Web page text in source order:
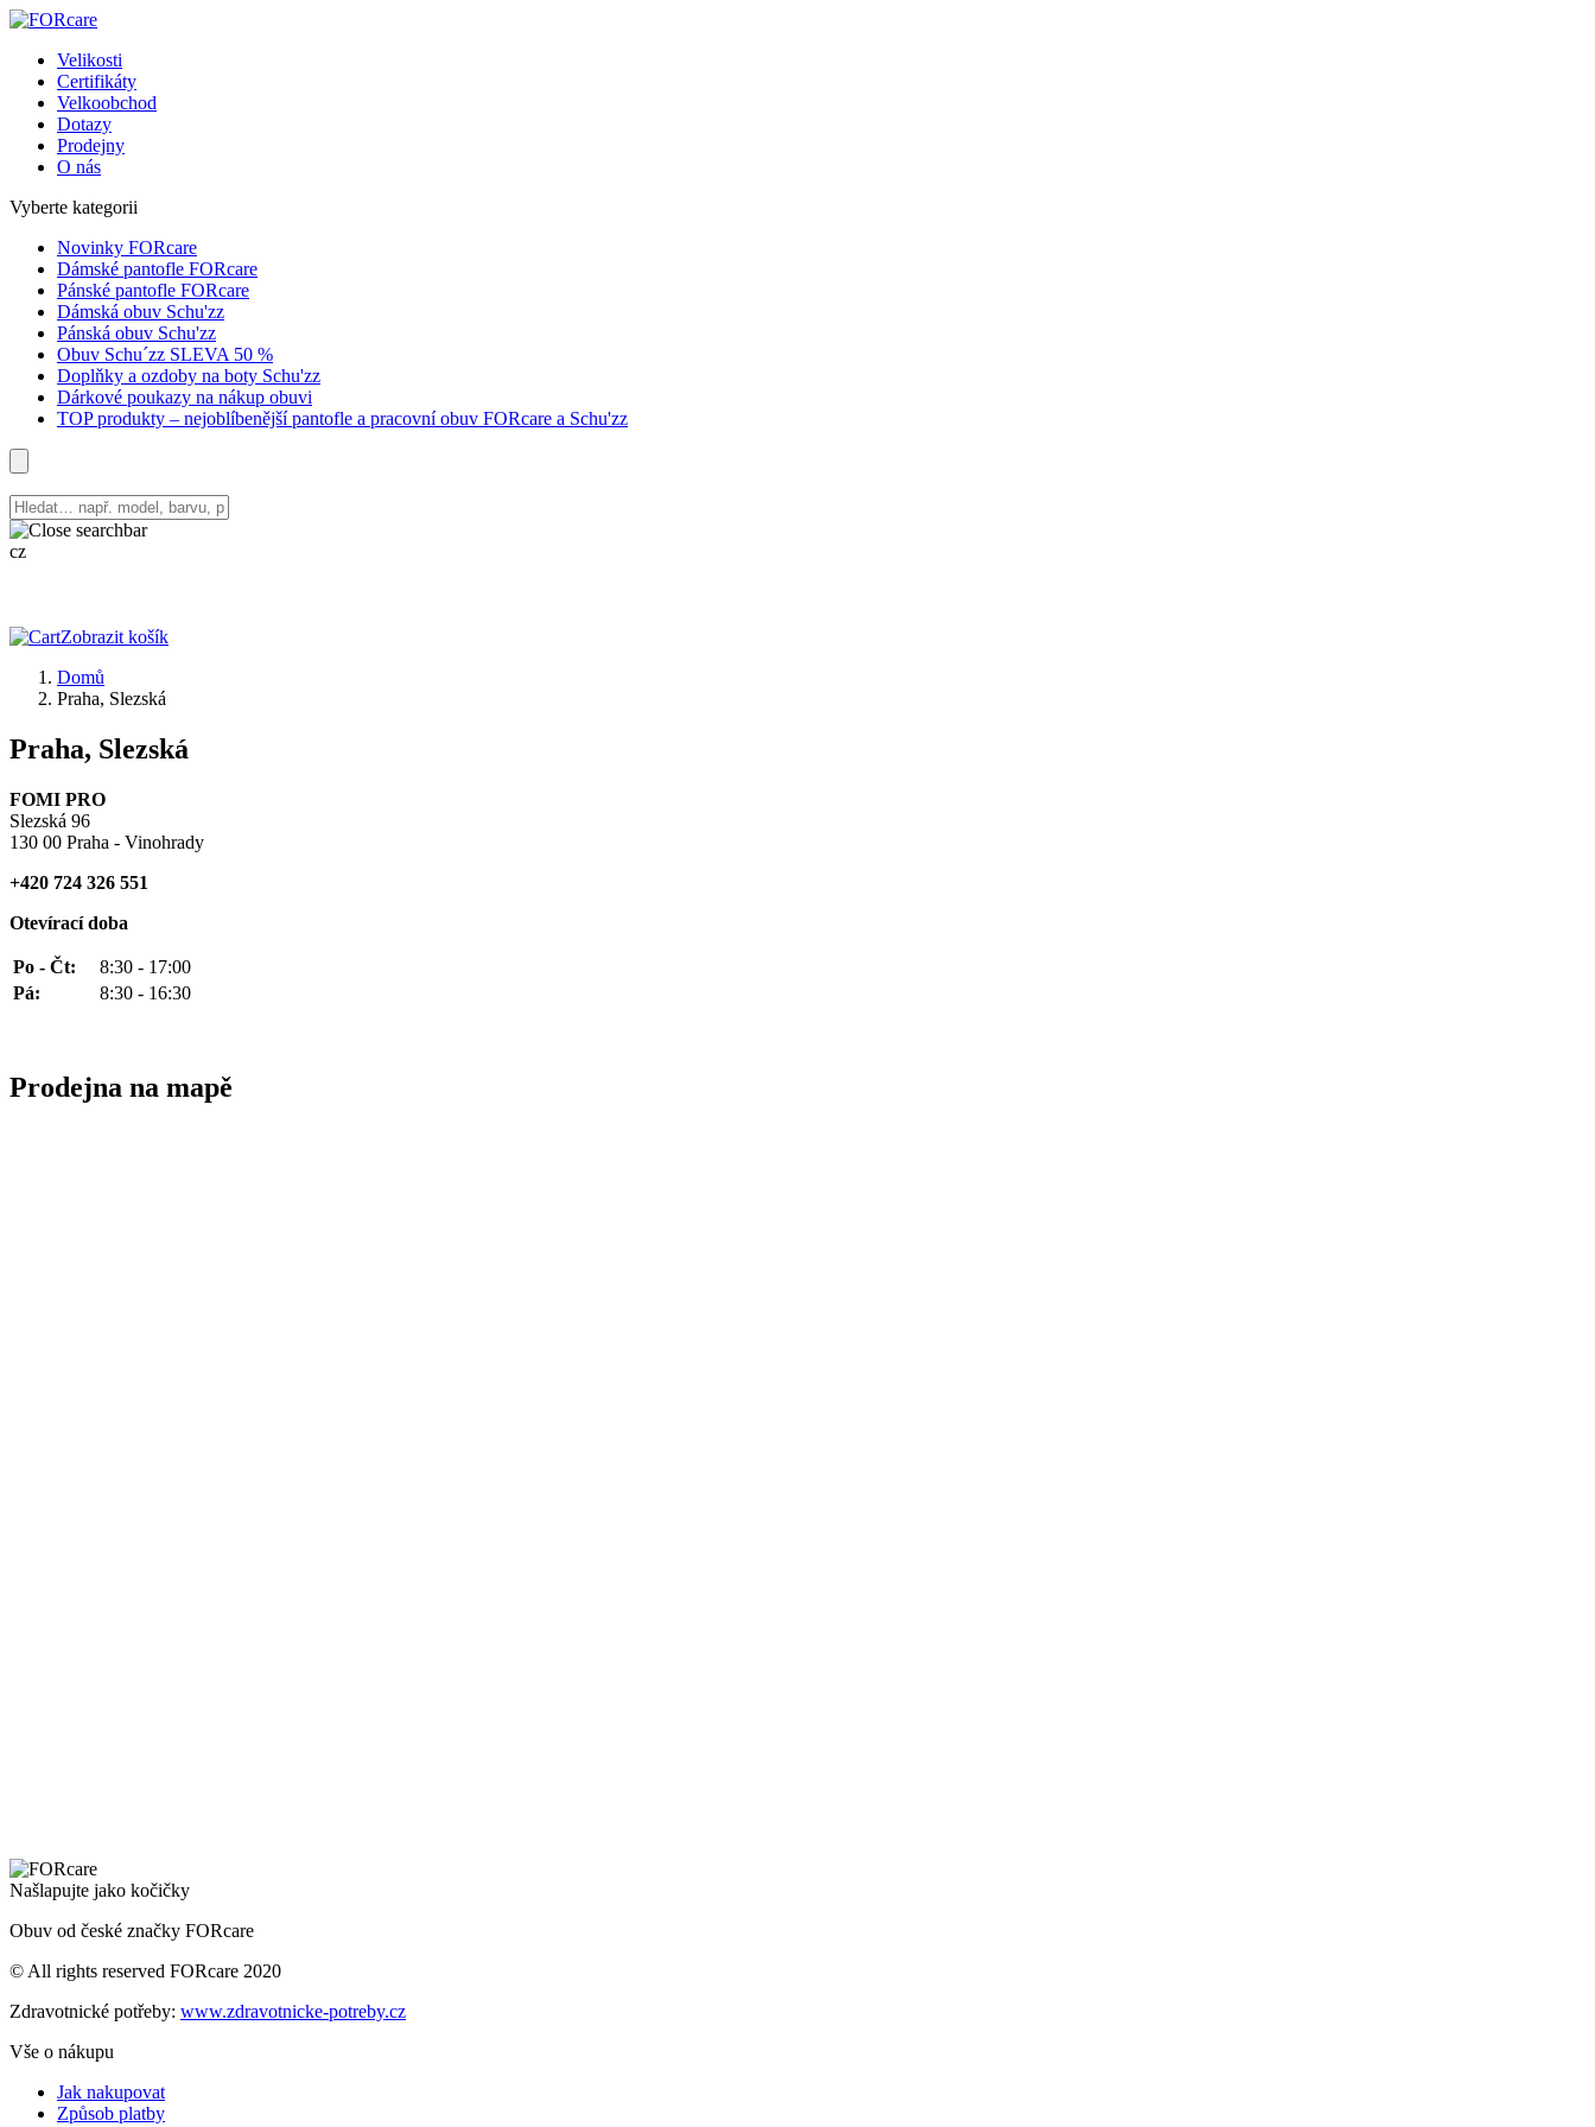
Velikosti
Certifikáty
Velkoobchod
Dotazy
Prodejny
O nás
Vyberte kategorii
Novinky FORcare
Dámské pantofle FORcare
Pánské pantofle FORcare
Dámská obuv Schu'zz
Pánská obuv Schu'zz
Obuv Schu´zz SLEVA 50 %
Doplňky a ozdoby na boty Schu'zz
Dárkové poukazy na nákup obuvi
TOP produkty – nejoblíbenější pantofle a pracovní obuv FORcare a Schu'zz
cz
Zobrazit košík
Domů
Praha, Slezská
Praha, Slezská
FOMI PRO
Slezská 96
130 00 Praha - Vinohrady
+420 724 326 551
Otevírací doba
Po - Čt:
8:30 - 17:00
Pá:
8:30 - 16:30
Prodejna na mapě
Našlapujte jako kočičky
Obuv od české značky FORcare
© All rights reserved FORcare 2020
Zdravotnické potřeby: www.zdravotnicke-potreby.cz
Vše o nákupu
Jak nakupovat
Způsob platby